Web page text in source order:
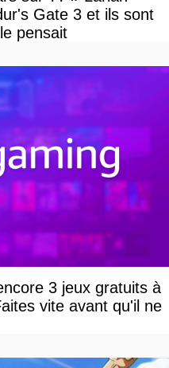
Gate 3 et ils sont
pensait
3 jeux gratuits à
vite avant qu'il ne